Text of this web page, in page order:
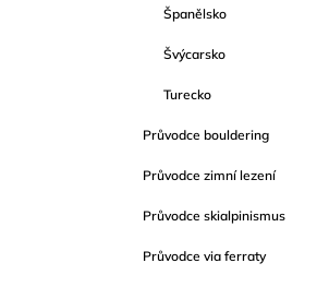
Španělsko
Švýcarsko
Turecko
Průvodce bouldering
Průvodce zimní lezení
Průvodce skialpinismus
Průvodce via ferraty